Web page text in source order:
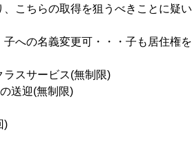
、こちらの取得を狙うべきことに疑い
子への名義変更可・・・子も居住権を
ラスサービス(無制限)
送迎(無制限)
)